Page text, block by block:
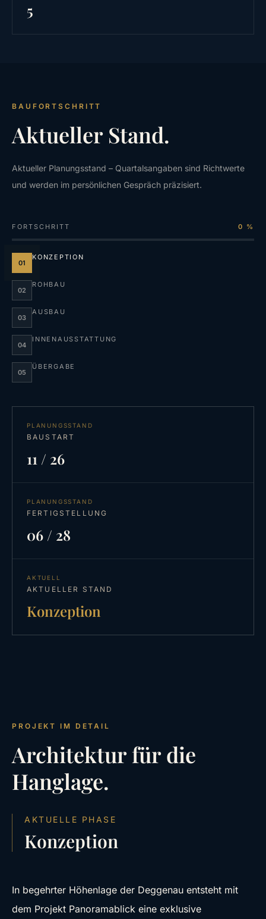
5
BAUFORTSCHRITT
Aktueller Stand.
Aktueller Planungsstand – Quartalsangaben sind Richtwerte
und werden im persönlichen Gespräch präzisiert.
FORTSCHRITT 0 %
01
KONZEPTION
02
ROHBAU
03
AUSBAU
04
INNENAUSSTATTUNG
05
ÜBERGABE
PLANUNGSSTAND
BAUSTART
11 / 26
PLANUNGSSTAND
FERTIGSTELLUNG
06 / 28
AKTUELL
AKTUELLER STAND
Konzeption
PROJEKT IM DETAIL
Architektur für die
Hanglage.
AKTUELLE PHASE
Konzeption
In begehrter Höhenlage der Deggenau entsteht mit
dem Projekt Panoramablick eine exklusive